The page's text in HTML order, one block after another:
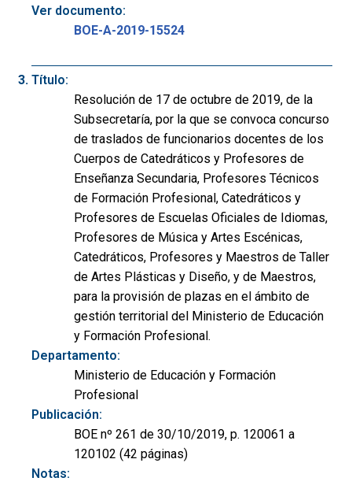
Ver documento:
BOE-A-2019-15524
Título:
Resolución de 17 de octubre de 2019, de la
Subsecretaría, por la que se convoca concurso
de traslados de funcionarios docentes de los
Cuerpos de Catedráticos y Profesores de
Enseñanza Secundaria, Profesores Técnicos
de Formación Profesional, Catedráticos y
Profesores de Escuelas Oficiales de Idiomas,
Profesores de Música y Artes Escénicas,
Catedráticos, Profesores y Maestros de Taller
de Artes Plásticas y Diseño, y de Maestros,
para la provisión de plazas en el ámbito de
gestión territorial del Ministerio de Educación
y Formación Profesional.
Departamento:
Ministerio de Educación y Formación
Profesional
Publicación:
BOE nº 261 de 30/10/2019, p. 120061 a
120102 (42 páginas)
Notas: